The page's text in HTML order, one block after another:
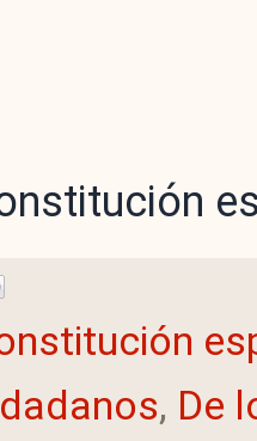
, De